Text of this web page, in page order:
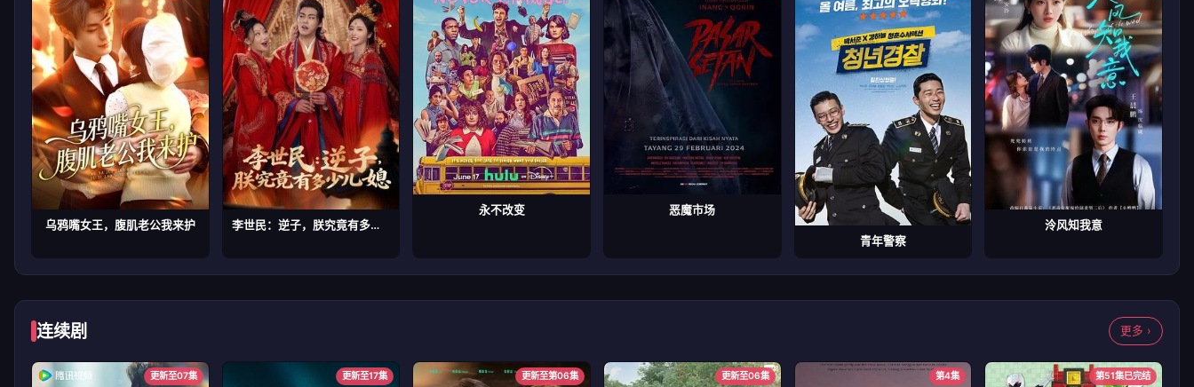
乌鸦嘴女王，腹肌老公我来护 李世民：逆子，朕究竟有多少儿媳
永不改变 恶魔市场
青年警察
泠风知我意
连续剧 更多 ›
更新至07集 更新至17集 更新至第06集 更新至06集 第4集 第51集已完结